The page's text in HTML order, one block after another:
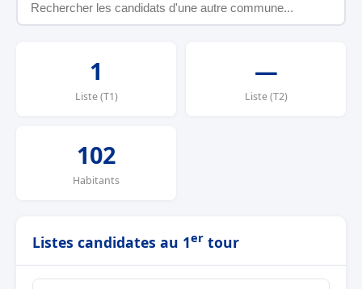
1
Liste (T1)
—
Liste (T2)
102
Habitants
Listes candidates au 1er tour